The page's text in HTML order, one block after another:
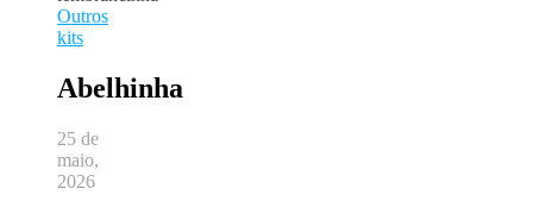
Outros
kits
Abelhinha
25 de
maio,
2026